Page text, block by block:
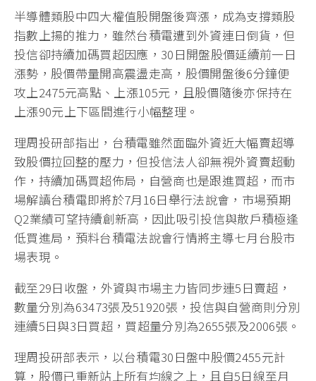
半導體類股中四大權值股開盤後齊漲，成為支撐類股
指數上揚的推力，雖然台積電遭到外資連日倒貨，但
投信卻持續加碼買超因應，30日開盤股價延續前一日
漲勢，股價帶量開高震盪走高，股價開盤後6分鐘便
攻上2475元高點、上漲105元，且股價隨後亦保持在
上漲90元上下區間進行小幅整理。
理周投研部指出，台積電雖然面臨外資近大幅賣超導
致股價拉回整的壓力，但投信法人卻無視外資賣超動
作，持續加碼買超佈局，自營商也是跟進買超，而市
場解讀台積電即將於7月16日舉行法說會，市場預期
Q2業績可望持續創新高，因此吸引投信與散戶積極逢
低買進局，預料台積電法說會行情將主導七月台股市
場表現。
截至29日收盤，外資與市場主力皆同步連5日賣超，
數量分別為63473張及51920張，投信與自營商則分別
連續5日與3日買超，買超量分別為2655張及2006張。
理周投研部表示，以台積電30日盤中股價2455元計
算，股價已重新站上所有均線之上，且自5日線至月